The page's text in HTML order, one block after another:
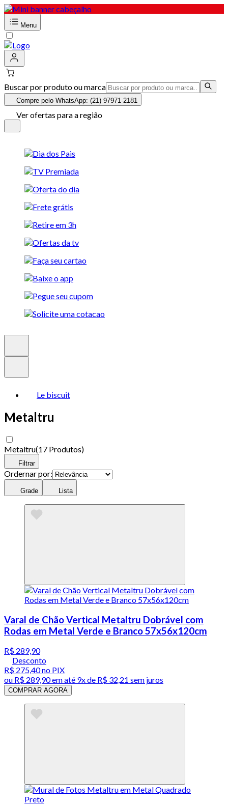
Menu
Buscar por produto ou marca
Compre pelo WhatsApp: (21) 97971-2181
Ver ofertas para a região
Le biscuit
Metaltru
Metaltru(17 Produtos)
Filtrar
Ordernar por:
Grade Lista
Varal de Chão Vertical Metaltru Dobrável com
Rodas em Metal Verde e Branco 57x56x120cm
R$ 289,90
Desconto
R$ 275,40no PIX
ou R$ 289,90em até 9x de R$ 32,21 sem juros
COMPRAR AGORA